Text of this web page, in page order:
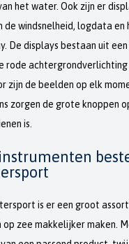
het water. Ook zijn er
de windsnelheid, logdata en
De displays bestaan uit
rode
zijn de beelden op elk
zorgen de grote knoppen
is.
is er een groot
zee makkelijker maken.